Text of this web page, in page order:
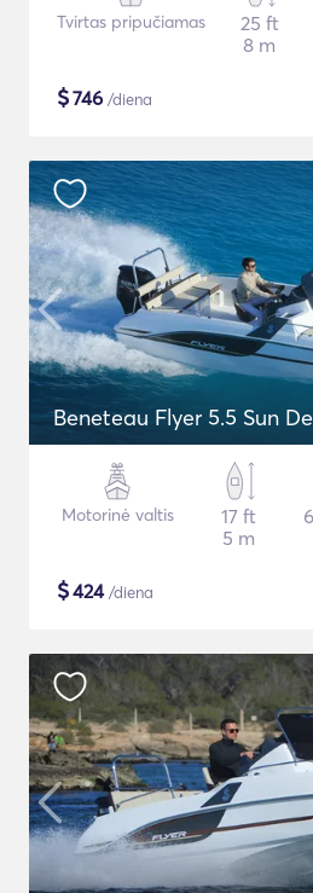
Tvirtas pripučiamas
25 ft
8 m
$746 /diena
Beneteau Flyer 5.5 Sun
Motorinė valtis
17 ft
5 m
$424/diena